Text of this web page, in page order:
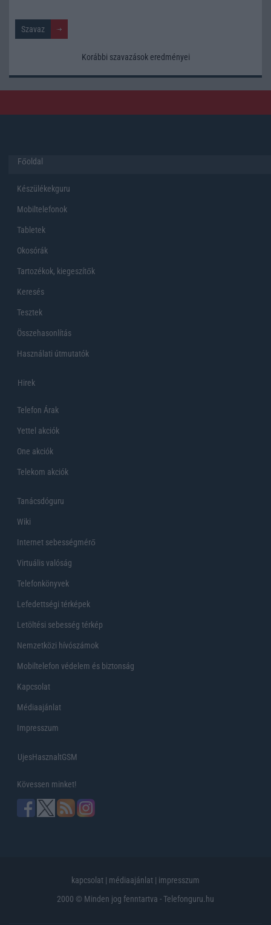
Korábbi szavazások eredményei
Főoldal
Készülékekguru
Mobiltelefonok
Tabletek
Okosórák
Tartozékok, kiegeszítők
Keresés
Tesztek
Összehasonlítás
Használati útmutatók
Hirek
Telefon Árak
Yettel akciók
One akciók
Telekom akciók
Tanácsdóguru
Wiki
Internet sebességmérő
Virtuális valóság
Telefonkönyvek
Lefedettségi térképek
Letöltési sebesség térkép
Nemzetközi hívószámok
Mobiltelefon védelem és biztonság
Kapcsolat
Médiaajánlat
Impresszum
UjesHasznaltGSM
Kövessen minket!
kapcsolat | médiaajánlat | impresszum
2000 © Minden jog fenntartva - Telefonguru.hu